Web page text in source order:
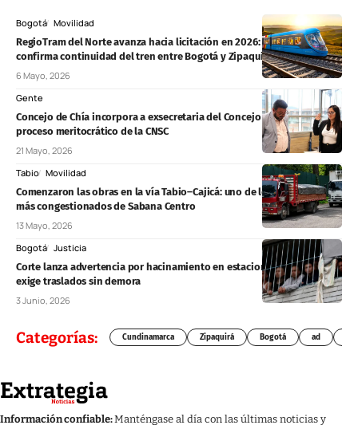
Bogotá Movilidad
RegioTram del Norte avanza hacia licitación en 2026: Gobierno
confirma continuidad del tren entre Bogotá y Zipaquirá
6 Mayo, 2026
Gente
Concejo de Chía incorpora a exsecretaria del Concejo de Zipaquirá tras
proceso meritocrático de la CNSC
21 Mayo, 2026
Tabio Movilidad
Comenzaron las obras en la vía Tabio–Cajicá: uno de los corredores
más congestionados de Sabana Centro
13 Mayo, 2026
Bogotá Justicia
Corte lanza advertencia por hacinamiento en estaciones de Policía y
exige traslados sin demora
3 Junio, 2026
Categorías: Cundinamarca Zipaquirá Bogotá ad
Información confiable:Manténgase al día con las últimas noticias y